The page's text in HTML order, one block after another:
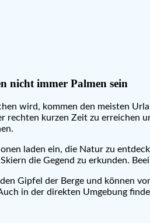
nicht immer Palmen sein
wird, kommen den meisten
rechten kurzen Zeit zu erreichen
laden ein, die Natur zu
die Gegend zu erkunden.
Gipfel der Berge und können
in der direkten Umgebung